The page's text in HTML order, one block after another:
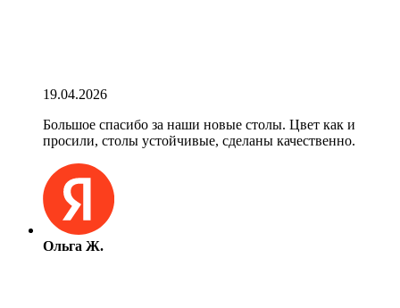
19.04.2026
Большое спасибо за наши новые столы. Цвет как и
просили, столы устойчивые, сделаны качественно.
Ольга Ж.